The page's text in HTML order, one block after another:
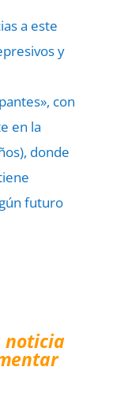
a este
y
con
en la
donde
futuro
noticia